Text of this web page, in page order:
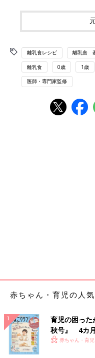
離乳食レシピ 離乳食
離乳食 0歳 1歳
医師・専門家監修
赤ちゃん・育児の人
育児の困った
秋号』 4カ月
いっぱい！
赤ちゃん・育児